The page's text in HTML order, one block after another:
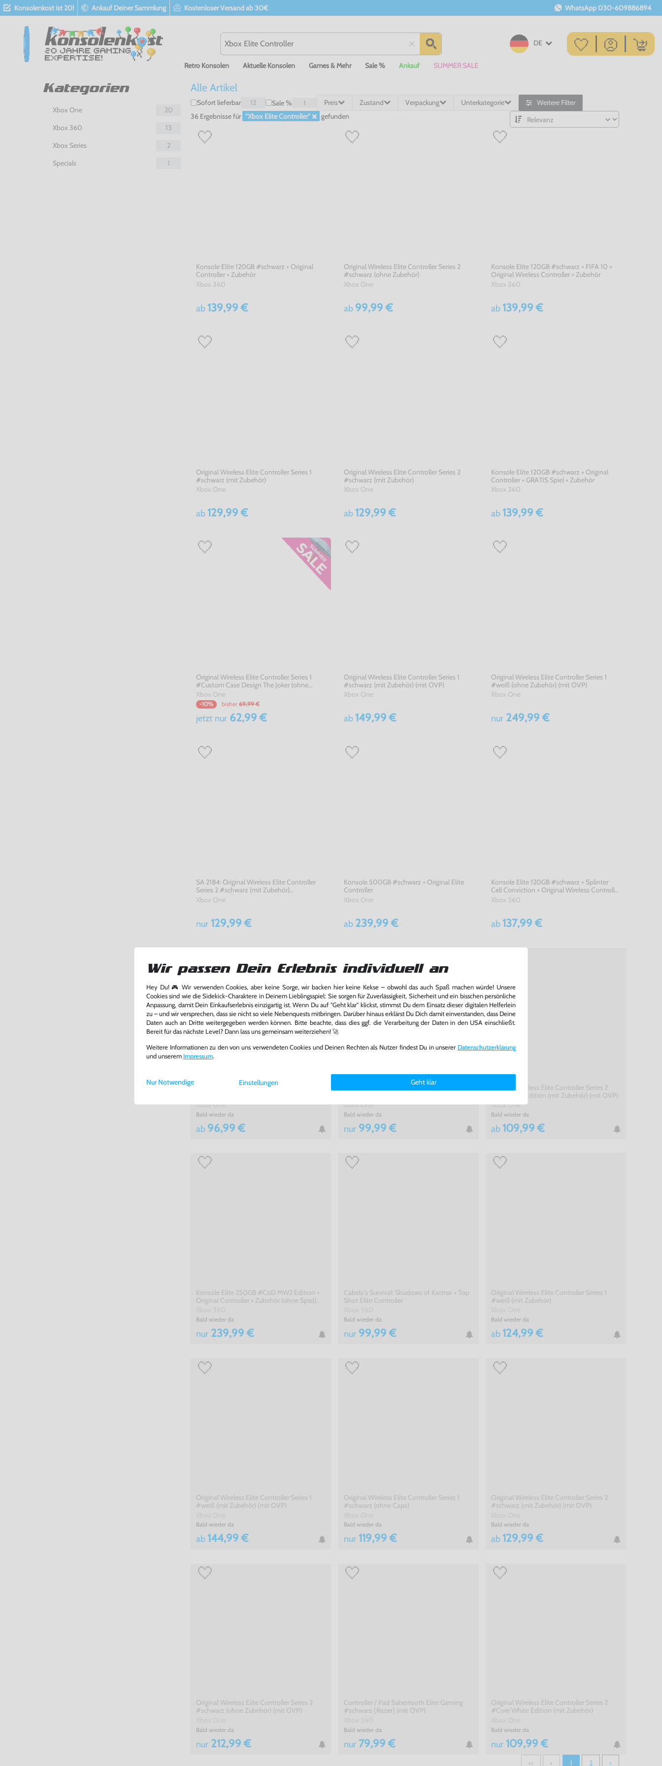
Konsolenkost ist 20! Ankauf Deiner Sammlung Kostenloser Versand ab 30€ WhatsApp 030-609886894
DE
Retro Konsolen Aktuelle Konsolen Games & Mehr Sale % Ankauf SUMMER SALE
Kategorien
Xbox One
20
Xbox 360
13
Xbox Series
2
Specials
1
Alle Artikel
Sofort lieferbar 12 Sale % 1 Preis Zustand Verpackung Unterkategorie
Weitere Filter
36 Ergebnissefür "Xbox Elite Controller" gefunden
Konsole Elite 120GB #schwarz + Original
Controller + Zubehör
Xbox 360
ab 139,99 €
Original Wireless Elite Controller Series 2
#schwarz (ohne Zubehör)
Xbox One
ab 99,99 €
Konsole Elite 120GB #schwarz + FIFA 10 +
Original Wireless Controller + Zubehör
Xbox 360
ab 139,99 €
Original Wireless Elite Controller Series 1
#schwarz (mit Zubehör)
Xbox One
ab 129,99 €
Original Wireless Elite Controller Series 2
#schwarz (mit Zubehör)
Xbox One
ab 129,99 €
Konsole Elite 120GB #schwarz + Original
Controller + GRATIS Spiel + Zubehör
Xbox 360
ab 139,99 €
Original Wireless Elite Controller Series 1
#Custom Case Design The Joker (ohne
Zubehör)
Xbox One
-10% bisher 69,99 €
jetzt nur 62,99 €
Original Wireless Elite Controller Series 1
#schwarz (mit Zubehör) (mit OVP)
Xbox One
ab 149,99 €
Original Wireless Elite Controller Series 1
#weiß (ohne Zubehör) (mit OVP)
Xbox One
nur249,99 €
SA 2184: Original Wireless Elite Controller
Series 2 #schwarz (mit Zubehör)
UNVOLLSTÄNDIG (mit OVP)
Xbox One
nur 129,99 €
Konsole 500GB #schwarz + Original Elite
Controller
Xbox One
ab 239,99 €
Konsole Elite 120GB #schwarz + Splinter
Cell Conviction + Original Wireless Controller
+ Zubehör USK18
Xbox 360
ab 137,99 €
Original Wireless Elite Controller Series 2
Xbox One
Bald wieder da
ab 96,99 €
Original Wireless Elite Controller Series 2
Xbox One
Bald wieder da
nur99,99 €
Original Wireless Elite Controller Series 2
#Core Blue Edition (mit Zubehör) (mit OVP)
Xbox One
Bald wieder da
ab 109,99 €
Konsole Elite 250GB #CoD MW2 Edition +
Original Controller + Zubehör (ohne Spiel)
Bald wieder da
nur 239,99 €
Cabela's Survival: Shadows of Katmai + Top
Shot Elite Controller
Bald wieder da
nur99,99 €
Original Wireless Elite Controller Series 1
#weiß (mit Zubehör)
Bald wieder da
ab 124,99 €
Original Wireless Elite Controller Series 1
#weiß (mit Zubehör) (mit OVP)
Bald wieder da
ab 144,99 €
Original Wireless Elite Controller Series 1
#schwarz (ohne Caps)
Bald wieder da
nur119,99 €
Original Wireless Elite Controller Series 2
#schwarz (mit Zubehör) (mit OVP)
Bald wieder da
ab 129,99 €
Original Wireless Elite Controller Series 2
#schwarz (ohne Zubehör) (mit OVP)
Bald wieder da
nur 212,99 €
Controller / Pad Sabertooth Elite Gaming
#schwarz [Razer] (mit OVP)
Bald wieder da
nur79,99 €
Original Wireless Elite Controller Series 2
#Core White Edition (mit Zubehör)
Bald wieder da
nur109,99 €
‹‹ ‹ 1 2 ›
Wir passen Dein Erlebnis individuell an
Hey Du! 🎮 Wir verwenden Cookies, aber keine Sorge, wir backen hier keine Kekse – obwohl das auch Spaß machen würde! Unsere
Cookies sind wie die Sidekick-Charaktere in Deinem Lieblingsspiel: Sie sorgen für Zuverlässigkeit, Sicherheit und ein bisschen persönliche
Anpassung, damit Dein Einkaufserlebnis einzigartig ist. Wenn Du auf "Geht klar" klickst, stimmst Du dem Einsatz dieser digitalen Helferlein
zu – und wir versprechen, dass sie nicht so viele Nebenquests mitbringen. Darüber hinaus erklärst Du Dich damit einverstanden, dass Deine
Daten auch an Dritte weitergegeben werden können. Bitte beachte, dass dies ggf. die Verarbeitung der Daten in den USA einschließt.
Bereit für das nächste Level? Dann lass uns gemeinsam weiterziehen! 🚀
Weitere Informationen zu den von uns verwendeten Cookies und Deinen Rechten als Nutzer findest Du in unserer Daten­schutz­erklärung
und unserem Impressum.
Einstellungen Geht klar
Nur Notwendige